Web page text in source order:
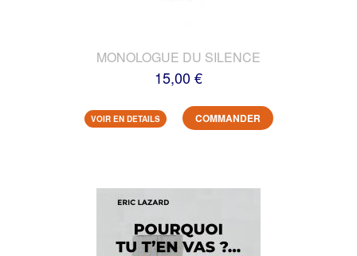
MONOLOGUE DU SILENCE
15,00 €
VOIR EN DETAILS COMMANDER